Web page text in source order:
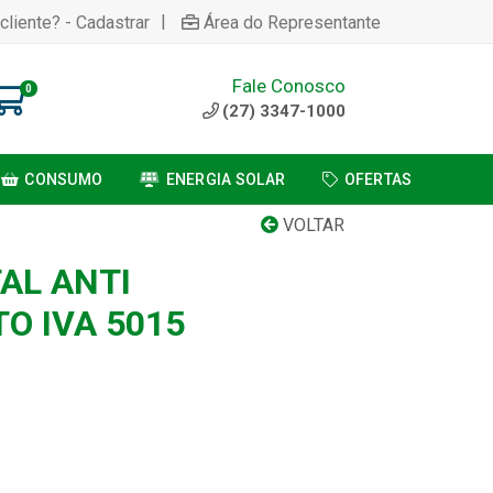
- Cadastrar | Área do Representante
0 Fale Conosco
(27) 3347-1000
CONSUMO ENERGIA SOLAR OFERTAS
VOLTAR
ANTI
IVA 5015